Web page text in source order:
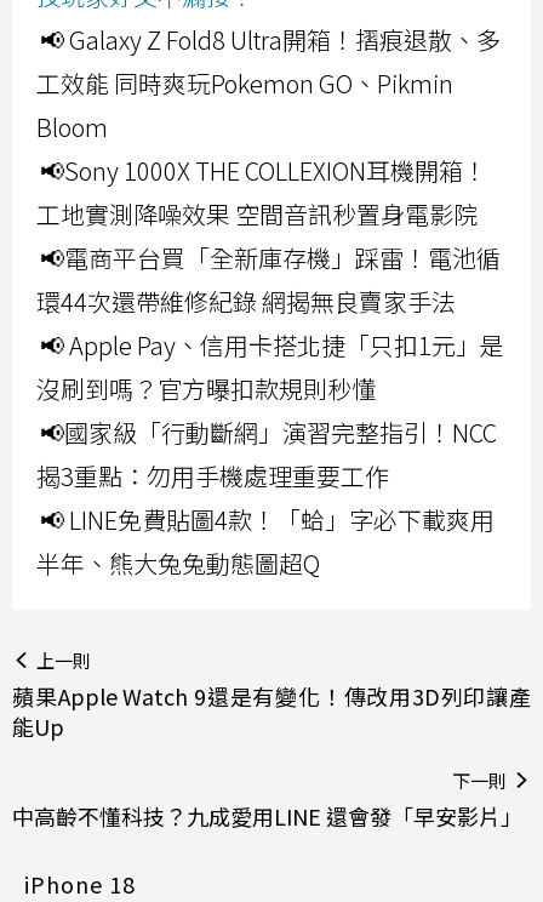
📢 Galaxy Z Fold8 Ultra開箱！摺痕退散、多
工效能 同時爽玩Pokemon GO、Pikmin
Bloom
📢Sony 1000X THE COLLEXION耳機開箱！
工地實測降噪效果 空間音訊秒置身電影院
📢電商平台買「全新庫存機」踩雷！電池循
環44次還帶維修紀錄 網揭無良賣家手法
📢 Apple Pay、信用卡搭北捷「只扣1元」是
沒刷到嗎？官方曝扣款規則秒懂
📢國家級「行動斷網」演習完整指引！NCC
揭3重點：勿用手機處理重要工作
📢 LINE免費貼圖4款！「蛤」字必下載爽用
半年、熊大兔兔動態圖超Q
上一則
蘋果Apple Watch 9還是有變化！傳改用3D列印讓產
能Up
下一則
中高齡不懂科技？九成愛用LINE 還會發「早安影片」
iPhone 18